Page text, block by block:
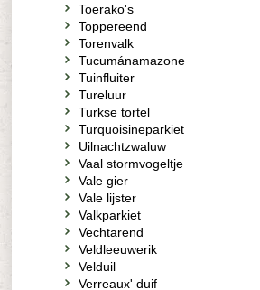
Toerako's
Toppereend
Torenvalk
Tucumánamazone
Tuinfluiter
Tureluur
Turkse tortel
Turquoisineparkiet
Uilnachtzwaluw
Vaal stormvogeltje
Vale gier
Vale lijster
Valkparkiet
Vechtarend
Veldleeuwerik
Velduil
Verreaux' duif